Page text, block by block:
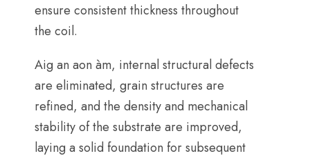
ensure consistent thickness throughout
the coil.
Aig an aon àm, internal structural defects
are eliminated, grain structures are
refined, and the density and mechanical
stability of the substrate are improved,
laying a solid foundation for subsequent